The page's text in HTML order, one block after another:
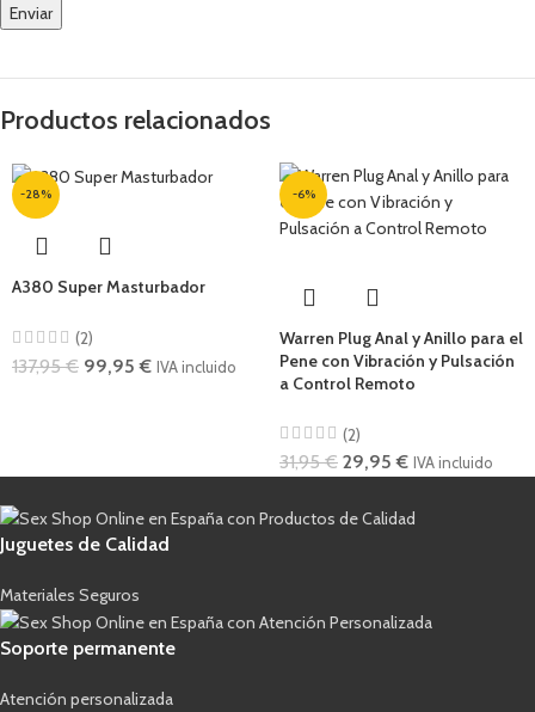
Productos relacionados
-28%
A380 Super Masturbador
(2)
137,95€ 99,95€ IVA incluido
-6%
Warren Plug Anal y Anillo para el
Pene con Vibración y Pulsación
a Control Remoto
(2)
31,95€ 29,95€ IVA incluido
Juguetes de Calidad
Materiales Seguros
Soporte permanente
Atención personalizada